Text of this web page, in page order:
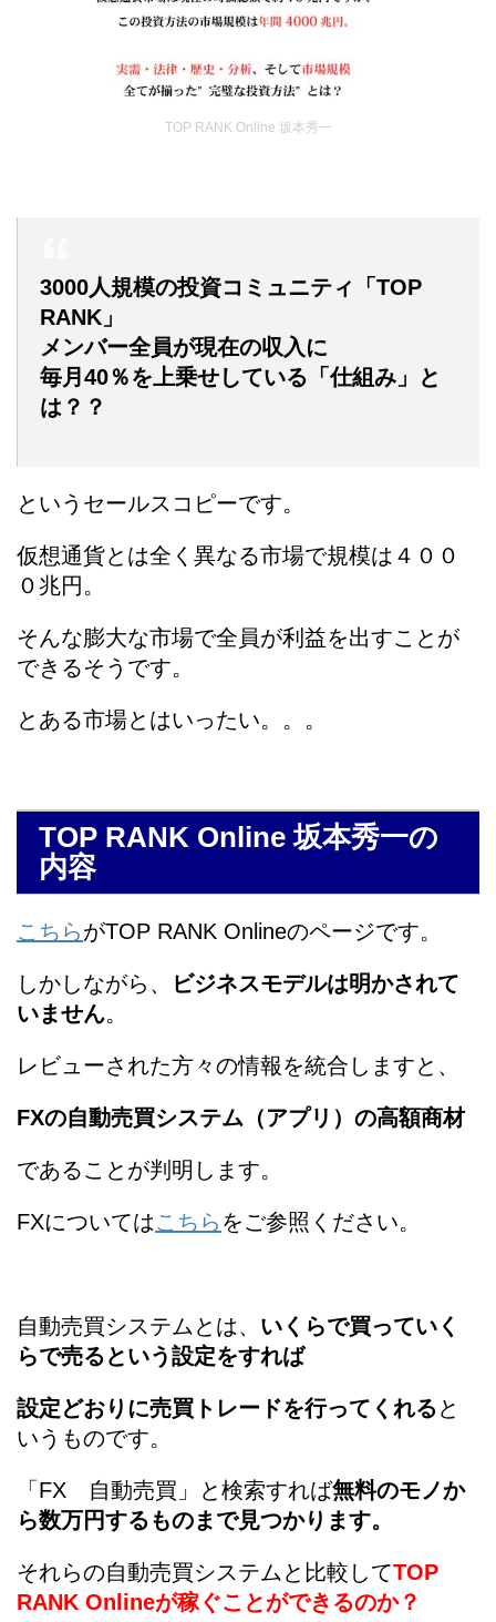
TOP RANK Online 坂本秀一
3000人規模の投資コミュニティ「TOP
RANK」
メンバー全員が現在の収入に
毎月40％を上乗せしている「仕組み」と
は？？
というセールスコピーです。
仮想通貨とは全く異なる市場で規模は４００
０兆円。
そんな膨大な市場で全員が利益を出すことが
できるそうです。
とある市場とはいったい。。。
TOP RANK Online 坂本秀一の
内容
こちらがTOP RANK Onlineのページです。
しかしながら、
ビジネスモデルは明かされて
いません。
レビューされた方々の情報を統合しますと、
FXの自動売買システム（アプリ）の高額商材
であることが判明します。
FXについてはこちら をご参照ください。
自動売買システムとは、 いくらで買っていく
らで売るという設定をすれば
設定どおりに売買トレードを行ってくれると
いうものです。
「FX 自動売買」と検索すれば無料のモノか
ら数万円するものまで見つかります。
それらの自動売買システムと比較してTOP
RANK Onlineが稼ぐことができるのか？